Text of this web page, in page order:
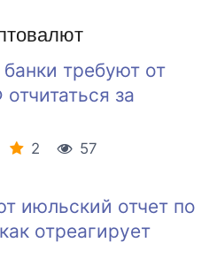
требуют от
за
2
57
июльский отчет по
отреагирует